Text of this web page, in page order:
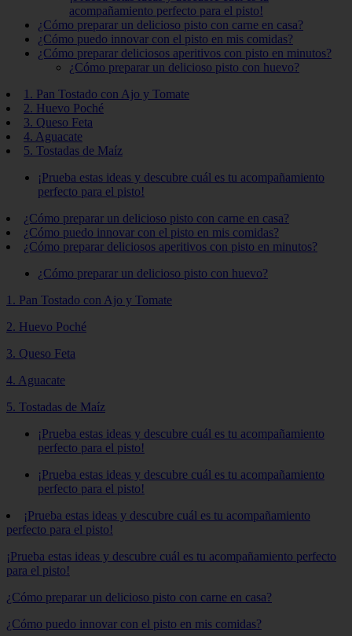
acompañamiento perfecto para el pisto!
¿Cómo preparar un delicioso pisto con carne en casa?
¿Cómo puedo innovar con el pisto en mis comidas?
¿Cómo preparar deliciosos aperitivos con pisto en minutos?
¿Cómo preparar un delicioso pisto con huevo?
1. Pan Tostado con Ajo y Tomate
2. Huevo Poché
3. Queso Feta
4. Aguacate
5. Tostadas de Maíz
¡Prueba estas ideas y descubre cuál es tu acompañamiento
perfecto para el pisto!
¿Cómo preparar un delicioso pisto con carne en casa?
¿Cómo puedo innovar con el pisto en mis comidas?
¿Cómo preparar deliciosos aperitivos con pisto en minutos?
¿Cómo preparar un delicioso pisto con huevo?
1. Pan Tostado con Ajo y Tomate
2. Huevo Poché
3. Queso Feta
4. Aguacate
5. Tostadas de Maíz
¡Prueba estas ideas y descubre cuál es tu acompañamiento
perfecto para el pisto!
¡Prueba estas ideas y descubre cuál es tu acompañamiento
perfecto para el pisto!
¡Prueba estas ideas y descubre cuál es tu acompañamiento
perfecto para el pisto!
¡Prueba estas ideas y descubre cuál es tu acompañamiento perfecto
para el pisto!
¿Cómo preparar un delicioso pisto con carne en casa?
¿Cómo puedo innovar con el pisto en mis comidas?